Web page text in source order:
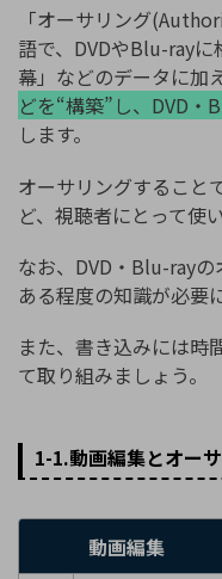
「オーサリング
語で、DVDやBlu-ray
幕」などのデータに加
どを“構築”し、DVD
します。
オーサリングすること
ど、視聴者にとって使
なお、DVD・Blu-ray
ある程度の知識が必要
また、書き込みには時
て取り組みましょう。
1-1.動画編集とオー
動画編集